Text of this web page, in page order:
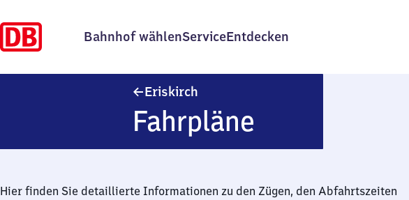
Bahnhof wählenServiceEntdecken
Eriskirch
Fahrpläne
Hier finden Sie detaillierte Informationen zu den Zügen, den Abfahrtszeiten